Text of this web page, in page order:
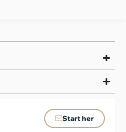
Start her